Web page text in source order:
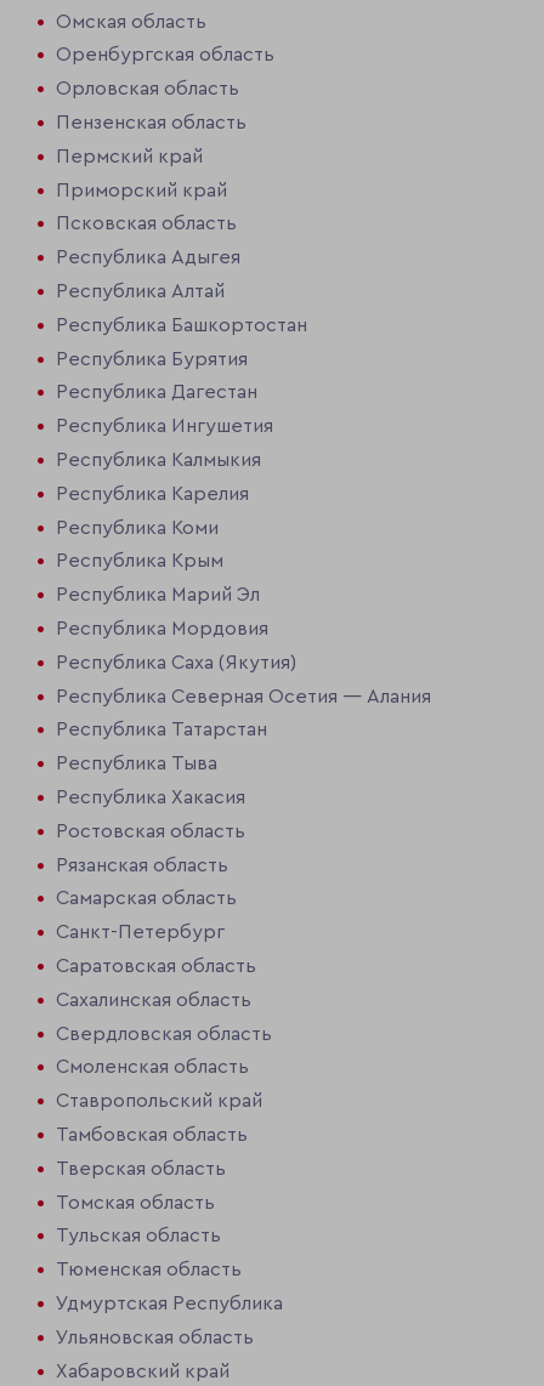
Омская область
Оренбургская область
Орловская область
Пензенская область
Пермский край
Приморский край
Псковская область
Республика Адыгея
Республика Алтай
Республика Башкортостан
Республика Бурятия
Республика Дагестан
Республика Ингушетия
Республика Калмыкия
Республика Карелия
Республика Коми
Республика Крым
Республика Марий Эл
Республика Мордовия
Республика Саха (Якутия)
Республика Северная Осетия — Алания
Республика Татарстан
Республика Тыва
Республика Хакасия
Ростовская область
Рязанская область
Самарская область
Санкт-Петербург
Саратовская область
Сахалинская область
Свердловская область
Смоленская область
Ставропольский край
Тамбовская область
Тверская область
Томская область
Тульская область
Тюменская область
Удмуртская Республика
Ульяновская область
Хабаровский край